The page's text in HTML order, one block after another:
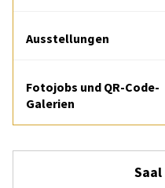
Ausstellungen
Fotojobs und QR-Code-
Galerien
Saal